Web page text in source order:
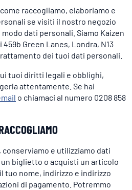
raccogliamo, elaboriamo e
se visiti il nostro negozio
dati personali. Siamo Kaizen
Green Lanes, Londra, N13
dei tuoi dati personali.
tuoi diritti legali e obblighi,
attentamente. Se hai
o chiamaci al numero 0208 858
e utilizziamo dati
biglietto o acquisti un articolo
tuo nome, indirizzo e indirizzo
di pagamento. Potremmo